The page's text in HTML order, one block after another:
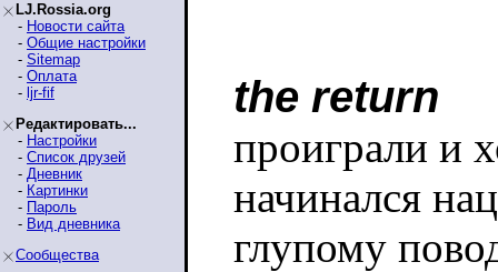
LJ.Rossia.org
- Новости сайта
- Общие настройки
- Sitemap
- Оплата
- ljr-fif
Редактировать...
- Настройки
- Список друзей
- Дневник
- Картинки
- Пароль
- Вид дневника
Сообщества
the return
проиграли и
начинался
глупому